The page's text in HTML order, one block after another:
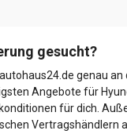
gesucht?
genau
Angebote für
für dich.
Vertragshändlern